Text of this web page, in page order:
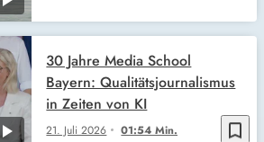
bookmark_border
21. Juli 2026 01:54 Min.
30 Jahre Media School
Bayern: Qualitätsjournalismus
in Zeiten von KI